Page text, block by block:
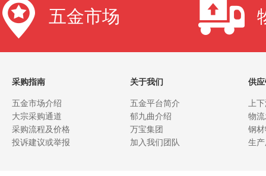
五金市场
采购指南
五金市场介绍
大宗采购通道
采购流程及价格
投诉建议或举报
关于我们
五金平台简介
郁九曲介绍
万宝集团
加入我们团队
供
上
物
钢
生